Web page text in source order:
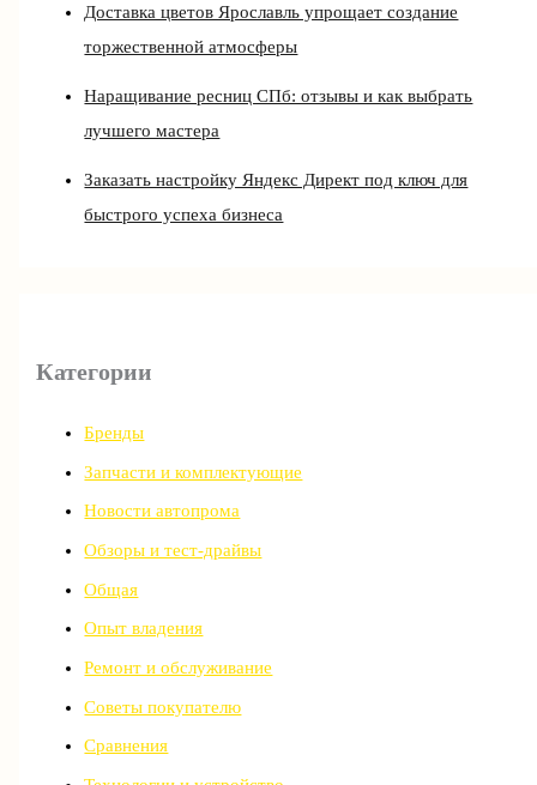
Доставка цветов Ярославль упрощает создание
торжественной атмосферы
Наращивание ресниц СПб: отзывы и как выбрать
лучшего мастера
Заказать настройку Яндекс Директ под ключ для
быстрого успеха бизнеса
Категории
Бренды
Запчасти и комплектующие
Новости автопрома
Обзоры и тест-драйвы
Общая
Опыт владения
Ремонт и обслуживание
Советы покупателю
Сравнения